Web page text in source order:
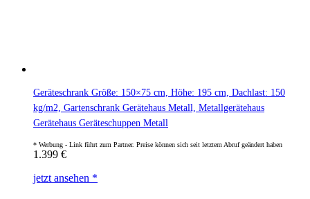
Geräteschrank Größe: 150×75 cm, Höhe: 195 cm, Dachlast: 150
kg/m2, Gartenschrank Gerätehaus Metall, Metallgerätehaus
Gerätehaus Geräteschuppen Metall
1.399 €
jetzt ansehen *